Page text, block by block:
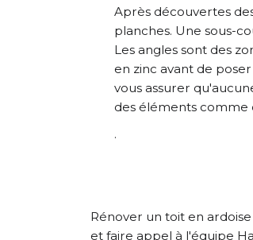
Après découvertes
planches. Une sous-
Les angles sont des
en zinc avant de
vous assurer
des éléments comme
.
Rénover un toit en
et faire appel à l'équipe